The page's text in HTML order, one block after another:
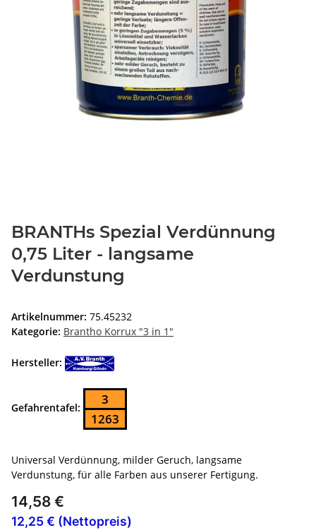
BRANTHs Spezial Verdünnung
0,75 Liter - langsame
Verdunstung
Artikelnummer: 75.45232
Kategorie: Brantho Korrux "3 in 1"
Hersteller:
Gefahrentafel:
3
1263
Universal Verdünnung, milder Geruch, langsame
Verdunstung, für alle Farben aus unserer Fertigung.
14,58 €
12,25 € (Nettopreis)